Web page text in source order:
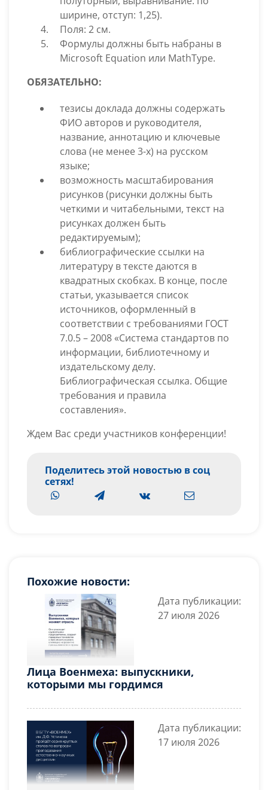
ширине, отступ: 1,25).
Поля: 2 см.
Формулы должны быть набраны в
Microsoft Equation или MathType.
ОБЯЗАТЕЛЬНО:
тезисы доклада должны содержать
ФИО авторов и руководителя,
название, аннотацию и ключевые
слова (не менее 3-х) на русском
языке;
возможность масштабирования
рисунков (рисунки должны быть
четкими и читабельными, текст на
рисунках должен быть
редактируемым);
библиографические ссылки на
литературу в тексте даются в
квадратных скобках. В конце, после
статьи, указывается список
источников, оформленный в
соответствии с требованиями ГОСТ
7.0.5 – 2008 «Система стандартов по
информации, библиотечному и
издательскому делу.
Библиографическая ссылка. Общие
требования и правила
составления».
Ждем Вас среди участников конференции!
Поделитесь этой новостью в соц
сетях!
Похожие новости:
Дата публикации:
27 июля 2026
Лица Военмеха: выпускники,
которыми мы гордимся
Дата публикации:
17 июля 2026